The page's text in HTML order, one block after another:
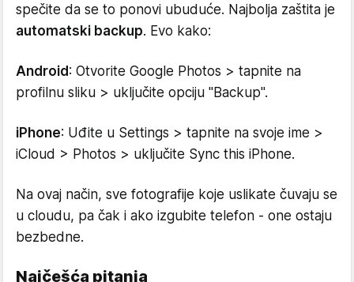
spečite da se to ponovi ubuduće. Najbolja zaštita je
automatski backup. Evo kako:
Android: Otvorite Google Photos > tapnite na
profilnu sliku > uključite opciju "Backup".
iPhone: Uđite u Settings > tapnite na svoje ime >
iCloud > Photos > uključite Sync this iPhone.
Na ovaj način, sve fotografije koje uslikate čuvaju se
u cloudu, pa čak i ako izgubite telefon - one ostaju
bezbedne.
Najčešća pitanja